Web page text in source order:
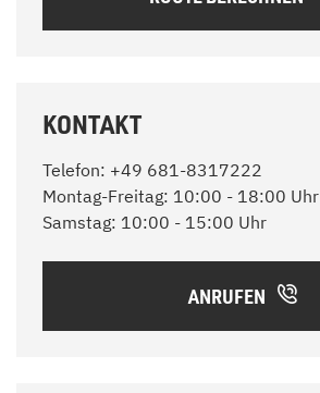
KONTAKT
Telefon: +49 681-8317222
Montag-Freitag: 10:00 - 18:00 Uhr
Samstag: 10:00 - 15:00 Uhr
ANRUFEN